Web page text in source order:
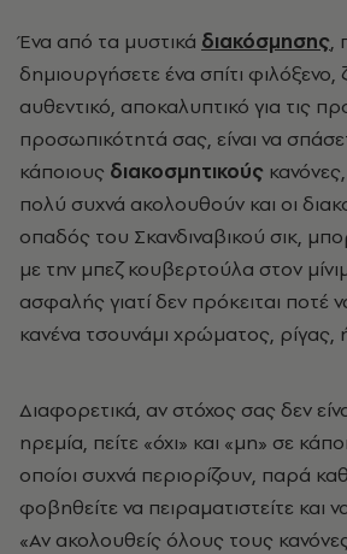
Ένα από τα μυστικά διακόσμησης,
δημιουργήσετε ένα σπίτι φιλόξενο,
αυθεντικό, αποκαλυπτικό για τις
προσωπικότητά σας, είναι να
κάποιους διακοσμητικούς
πολύ συχνά ακολουθούν και οι
οπαδός του Σκανδιναβικού σικ,
με την μπεζ κουβερτούλα στον
ασφαλής γιατί δεν πρόκειται ποτέ
κανένα τσουνάμι χρώματος, ρίγας,
Διαφορετικά, αν στόχος σας δεν
ηρεμία, πείτε «όχι» και «μη» σε
οποίοι συχνά περιορίζουν, παρά
φοβηθείτε να πειραματιστείτε και
«Αν ακολουθείς όλους τους